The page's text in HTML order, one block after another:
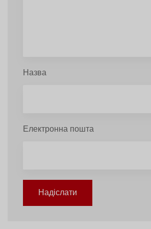
Назва
Електронна пошта
Надіслати